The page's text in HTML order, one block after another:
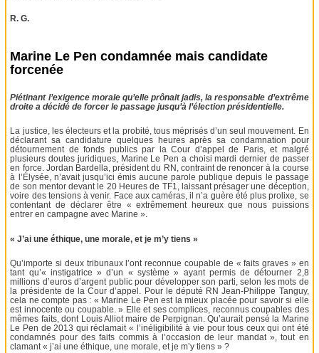
R. G.
Marine Le Pen condamnée mais candidate
forcenée
Piétinant l’exigence morale qu’elle prônait jadis, la responsable d’extrême
droite a décidé de forcer le passage jusqu’à l’élection présidentielle.
La justice, les électeurs et la probité, tous méprisés d’un seul mouvement. En
déclarant sa candidature quelques heures après sa condamnation pour
détournement de fonds publics par la Cour d’appel de Paris, et malgré
plusieurs doutes juridiques, Marine Le Pen a choisi mardi dernier de passer
en force. Jordan Bardella, président du RN, contraint de renoncer à la course
à l’Élysée, n’avait jusqu’ici émis aucune parole publique depuis le passage
de son mentor devant le 20 Heures de TF1, laissant présager une déception,
voire des tensions à venir. Face aux caméras, il n’a guère été plus prolixe, se
contentant de déclarer être « extrêmement heureux que nous puissions
entrer en campagne avec Marine ».
« J’ai une éthique, une morale, et je m’y tiens »
Qu’importe si deux tribunaux l’ont reconnue coupable de « faits graves » en
tant qu’« instigatrice » d’un « système » ayant permis de détourner 2,8
millions d’euros d’argent public pour développer son parti, selon les mots de
la présidente de la Cour d’appel. Pour le député RN Jean-Philippe Tanguy,
cela ne compte pas : « Marine Le Pen est la mieux placée pour savoir si elle
est innocente ou coupable. » Elle et ses complices, reconnus coupables des
mêmes faits, dont Louis Alliot maire de Perpignan. Qu’aurait pensé la Marine
Le Pen de 2013 qui réclamait « l’inéligibilité à vie pour tous ceux qui ont été
condamnés pour des faits commis à l’occasion de leur mandat », tout en
clamant « j’ai une éthique, une morale, et je m’y tiens » ?